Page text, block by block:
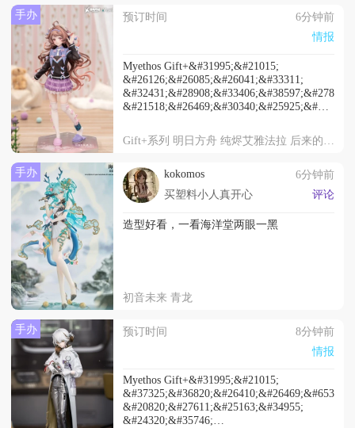
手办 预订时间
6分钟前
情报
Myethos Gift+&#31995;&#21015;
&#26126;&#26085;&#26041;&#33311;
&#21518;&#26469;&#30340;&#25925;&#20107;
269&#20154;&#27665;&#24065;
2027&#24180;7&#26376;&#20986;&#36135;
手办 kokomos
6分钟前
买塑料小人真开心
评论
造型好看，一看海洋堂两眼一黑
初音未来 青龙
手办 预订时间
8分钟前
情报
Myethos Gift+&#31995;&#21015;
&#20820;&#27611;&#25163;&#34955;
&#24320;&#35746;